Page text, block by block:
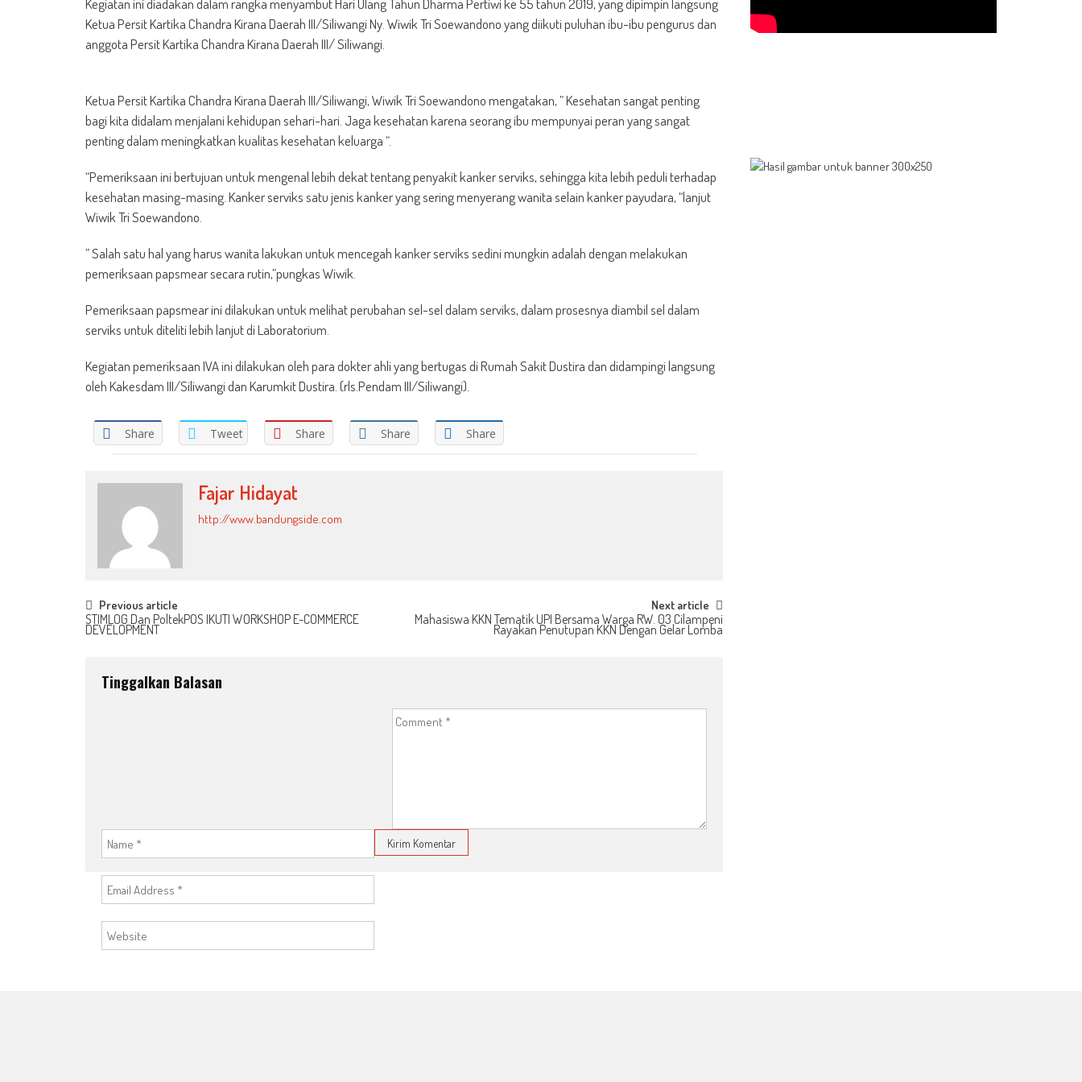
Kegiatan ini diadakan dalam rangka menyambut Hari Ulang Tahun Dharma Pertiwi ke 55 tahun 2019, yang dipimpin langsung
Ketua Persit Kartika Chandra Kirana Daerah III/Siliwangi Ny. Wiwik Tri Soewandono yang diikuti puluhan ibu-ibu pengurus dan
anggota Persit Kartika Chandra Kirana Daerah III/ Siliwangi.
Ketua Persit Kartika Chandra Kirana Daerah III/Siliwangi, Wiwik Tri Soewandono mengatakan, ” Kesehatan sangat penting
bagi kita didalam menjalani kehidupan sehari-hari. Jaga kesehatan karena seorang ibu mempunyai peran yang sangat
penting dalam meningkatkan kualitas kesehatan keluarga “.
“Pemeriksaan ini bertujuan untuk mengenal lebih dekat tentang penyakit kanker serviks, sehingga kita lebih peduli terhadap
kesehatan masing-masing. Kanker serviks satu jenis kanker yang sering menyerang wanita selain kanker payudara, “lanjut
Wiwik Tri Soewandono.
” Salah satu hal yang harus wanita lakukan untuk mencegah kanker serviks sedini mungkin adalah dengan melakukan
pemeriksaan papsmear secara rutin,”pungkas Wiwik.
Pemeriksaan papsmear ini dilakukan untuk melihat perubahan sel-sel dalam serviks, dalam prosesnya diambil sel dalam
serviks untuk diteliti lebih lanjut di Laboratorium.
Kegiatan pemeriksaan IVA ini dilakukan oleh para dokter ahli yang bertugas di Rumah Sakit Dustira dan didampingi langsung
oleh Kakesdam III/Siliwangi dan Karumkit Dustira. (rls.Pendam III/Siliwangi).
Share Tweet Share Share Share
Fajar Hidayat
http://www.bandungside.com
Post
navigation
Previous article
STIMLOG Dan PoltekPOS IKUTI WORKSHOP E-COMMERCE
DEVELOPMENT
Next article
Mahasiswa KKN Tematik UPI Bersama Warga RW. 03 Cilampeni
Rayakan Penutupan KKN Dengan Gelar Lomba
Tinggalkan Balasan